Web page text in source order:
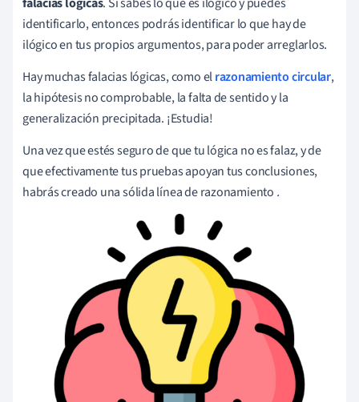
identificarlo, entonces podrás identificar lo que hay de
ilógico en tus propios argumentos, para poder arreglarlos.
Hay muchas falacias lógicas, como elrazonamiento circular,
la hipótesis no comprobable, la falta de sentido y la
generalización precipitada. ¡Estudia!
Una vez que estés seguro de que tu lógica no es falaz, y de
que efectivamente tus pruebas apoyan tus conclusiones,
habrás creado una sólida línea de razonamiento .